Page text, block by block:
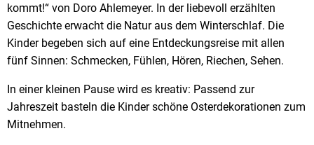
kommt!“ von Doro Ahlemeyer. In der liebevoll erzählten
Geschichte erwacht die Natur aus dem Winterschlaf. Die
Kinder begeben sich auf eine Entdeckungsreise mit allen
fünf Sinnen: Schmecken, Fühlen, Hören, Riechen, Sehen.
In einer kleinen Pause wird es kreativ: Passend zur
Jahreszeit basteln die Kinder schöne Osterdekorationen zum
Mitnehmen.